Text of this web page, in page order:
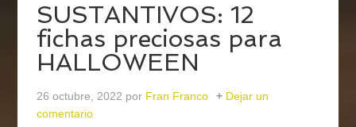
SUSTANTIVOS: 12
fichas preciosas para
HALLOWEEN
26 octubre, 2022 por Fran Franco
Dejar un
comentario